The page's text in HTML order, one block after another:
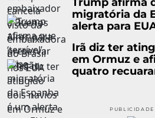
migratória da
alerta para
Irã diz ter
em Ormuz e
quatro
PUBLICIDADE